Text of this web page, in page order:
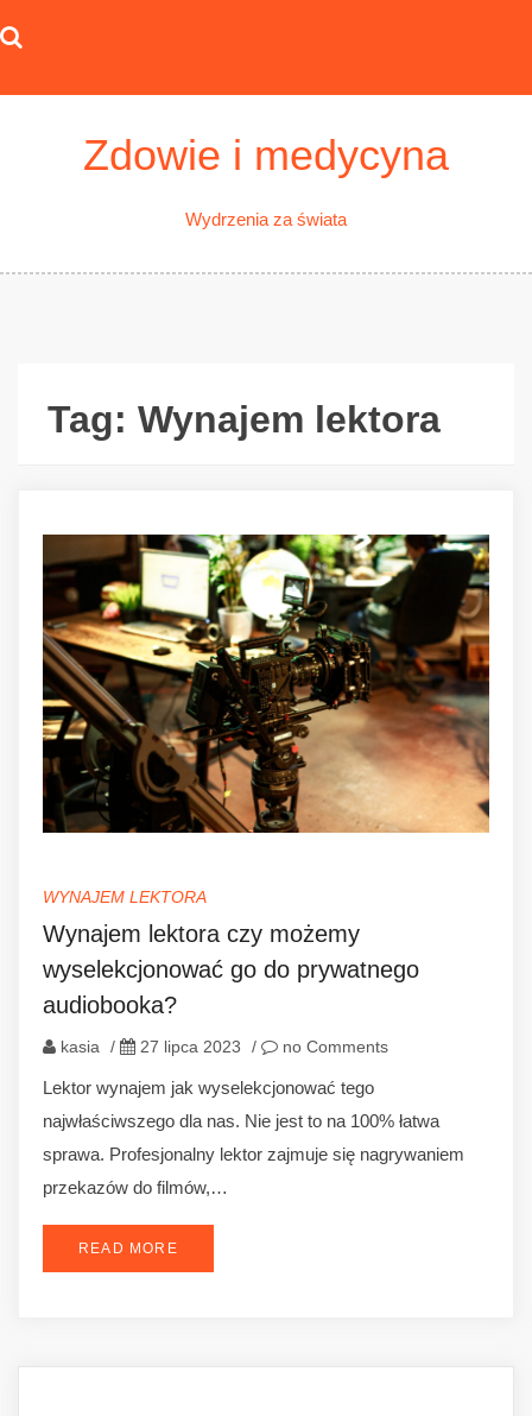
to
Zdowie i medycyna
Wydrzenia za świata
Tag: Wynajem lektora
WYNAJEM LEKTORA
Wynajem lektora czy możemy
wyselekcjonować go do prywatnego
audiobooka?
kasia / 27 lipca 2023 / no Comments
Lektor wynajem jak wyselekcjonować tego
najwłaściwszego dla nas. Nie jest to na 100% łatwa
sprawa. Profesjonalny lektor zajmuje się nagrywaniem
przekazów do filmów,…
READ MORE